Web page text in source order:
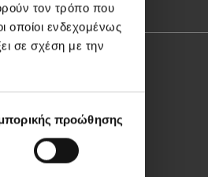
τον τρόπο που
οποίοι ενδεχομένως
σε σχέση με την
προώθησης
151 23 Μαρούσι, Αθήνα
Τηλ. Κέντρο: 210 61 84
000
Email:info@iaso.gr